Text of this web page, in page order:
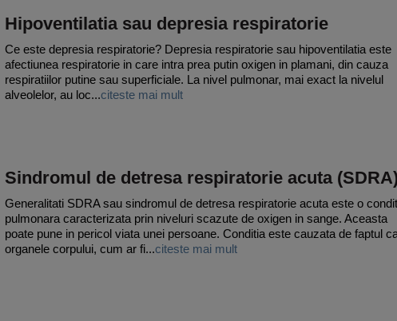
Hipoventilatia sau depresia respiratorie
Ce este depresia respiratorie? Depresia respiratorie sau hipoventilatia este
afectiunea respiratorie in care intra prea putin oxigen in plamani, din cauza
respiratiilor putine sau superficiale. La nivel pulmonar, mai exact la nivelul
alveolelor, au loc...citeste mai mult
Sindromul de detresa respiratorie acuta
Generalitati SDRA sau sindromul de detresa respiratorie acuta este o
pulmonara caracterizata prin niveluri scazute de oxigen in sange. Aceasta
poate pune in pericol viata unei persoane. Conditia este cauzata de faptul
organele corpului, cum ar fi...citeste mai mult